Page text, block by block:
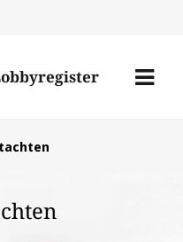
Menü